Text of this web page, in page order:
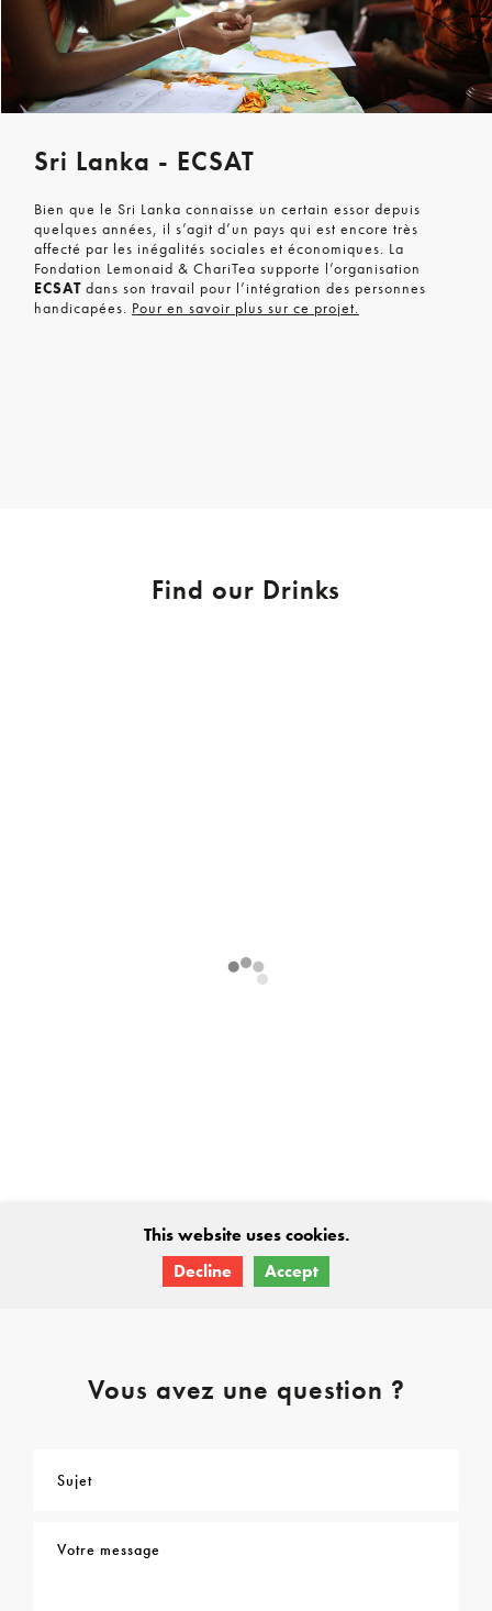
Sri Lanka - ECSAT
Bien que le Sri Lanka connaisse un certain essor depuis
quelques années, il s’agit d’un pays qui est encore très
affecté par les inégalités sociales et économiques. La
Fondation Lemonaid & ChariTea supporte l’organisation
ECSAT dans son travail pour l’intégration des personnes
handicapées. Pour en savoir plus sur ce projet.
Find our Drinks
Vous avez une question ?